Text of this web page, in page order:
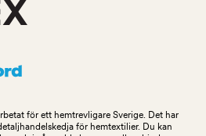
för ett hemtrevligare Sverige. Det har
för hemtextilier. Du kan